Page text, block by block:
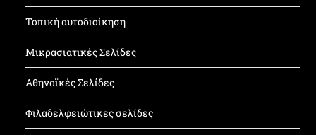
Τοπική αυτοδιοίκηση
Μικρασιατικές Σελίδες
Αθηναϊκές Σελίδες
Φιλαδελφειώτικες σελίδες